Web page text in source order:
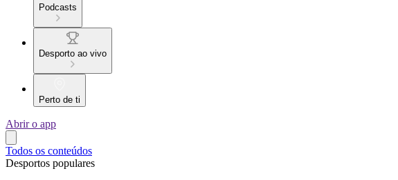
Podcasts
Desporto ao vivo
Perto de ti
Abrir o app
Todos os conteúdos
Desportos populares